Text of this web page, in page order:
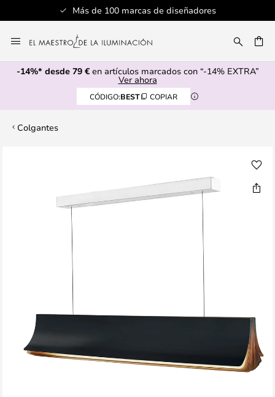
Más de 100 marcas de diseñadores
al
contenido
-14%* desde 79 €en artículos marcados con “-14% EXTRA”
Ver ahora
CÓDIGO:BEST COPIAR
Colgantes